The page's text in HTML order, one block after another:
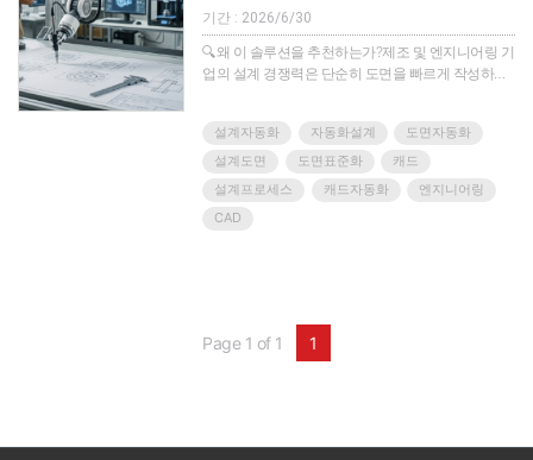
기간 : 2026/6/30
🔍왜 이 솔루션을 추천하는가?제조 및 엔지니어링 기
업의 설계 경쟁력은 단순히 도면을 빠르게 작성하는
관되게 유지되는지, 검토 누락과 재작업을 얼마나 줄
이는지가 납기와 품질을 좌우합니다.하지만 여전히
많은 기업에서는 기존 도면을 복사해 수정하고,
Excel 계산서와 BOM을 별도로 관리하며, 도면번호
·Rev.·PDF 출력·검토 결과를 담당자의 수작업에 의존
설계자동화 자동화설계
도면자동화
설계도면
도면표준화
캐드
설계프로세스
캐드자동화
엔지니어링
CAD
Page 1 of 1 1